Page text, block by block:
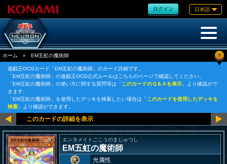
ログイン 日本語
ホーム » EM五虹の魔術師 ?
遊戯王OCGカード「EM五虹の魔術師」のカード詳細です。
「EM五虹の魔術師」の遊戯王OCG公式ルールはこちらのページで確認してください。
「EM五虹の魔術師」の使い方に関する質問等は「このカードのＱ＆Ａを表示 」より確認がで
きます。
「EM五虹の魔術師」を使用したデッキを検索したい場合は「このカードを使用したデッキを
検索 」より確認ができます。
エンタメイトごこうのまじゅつし
EM五虹の魔術師
光属性